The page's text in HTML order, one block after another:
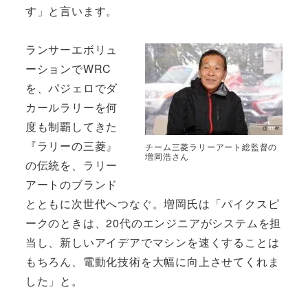
す」と言います。
チーム三菱ラリーアート総監督の
増岡浩さん
ランサーエボリュ
ーションでWRC
を、パジェロでダ
カールラリーを何
度も制覇してきた
『ラリーの三菱』
の伝統を、ラリー
アートのブランド
とともに次世代へつなぐ。増岡氏は「パイクスピ
ークのときは、20代のエンジニアがシステムを担
当し、新しいアイデアでマシンを速くすることは
もちろん、電動化技術を大幅に向上させてくれま
した」と。